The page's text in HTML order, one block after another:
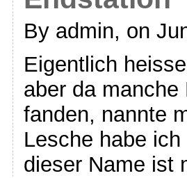
By admin, on
Eigentlich
aber da
fanden, nannte
Lesche habe
dieser Name ist